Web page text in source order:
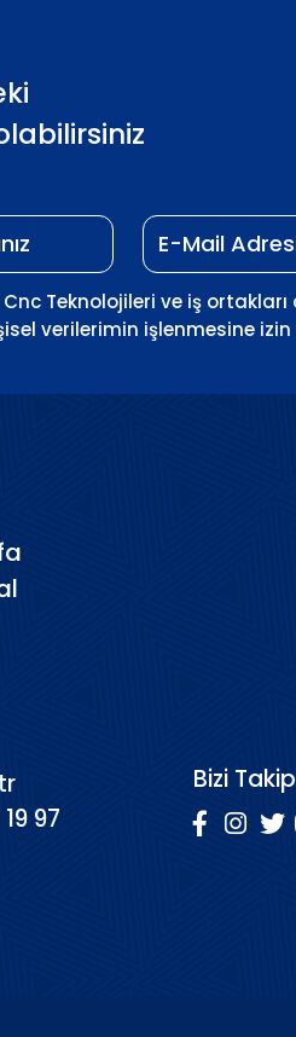
Teknolojileri ve iş
verilerimin işlenmesine
97
Bizi